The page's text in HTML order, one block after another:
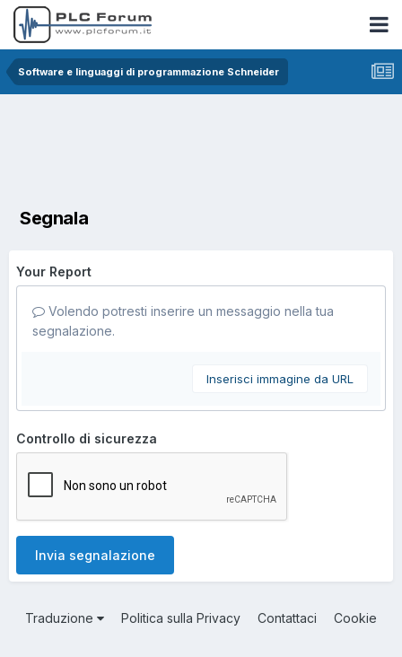
Software e linguaggi di programmazione Schneider
Segnala
Your Report
Volendo potresti inserire un messaggio nella tua
segnalazione.
Inserisci immagine da URL
Controllo di sicurezza
Invia segnalazione
Traduzione Politica sulla Privacy Contattaci Cookie